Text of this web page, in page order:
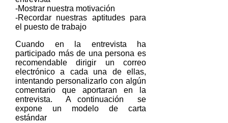
-Mostrar nuestra motivación
-Recordar nuestras aptitudes para
el puesto de trabajo
Cuando en la entrevista ha
participado más de una persona es
recomendable dirigir un correo
electrónico a cada una de ellas,
intentando personalizarlo con algún
comentario que aportaran en la
entrevista. A continuación se
expone un modelo de carta
estándar